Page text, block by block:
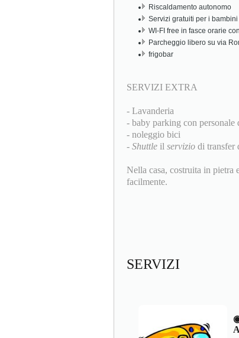
Riscaldamento autonomo
Servizi gratuiti per i
WI-FI free in fasce orarie
Parcheggio libero su via
frigobar
SERVIZI EXTRA
- Lavanderia
- baby parking con personale
- noleggio bici
- Shuttle il servizio di transfer
Nella casa, costruita in pietra
facilmente.
SERVIZI